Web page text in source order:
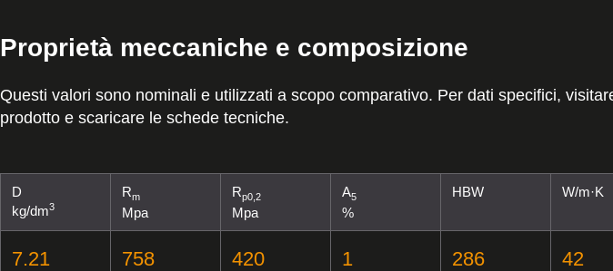
Proprietà meccaniche e composizione
Questi valori sono nominali e utilizzati a scopo comparativo. Per dati specifici,
prodotto e scaricare le schede tecniche.
D
kg/dm3
Rm
Mpa
Rp0,2
Mpa
A5
%
HBW W/m·K
7.21 758 420 1 286 42